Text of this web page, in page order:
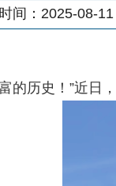
时间：2025-08-
历史！”近日，